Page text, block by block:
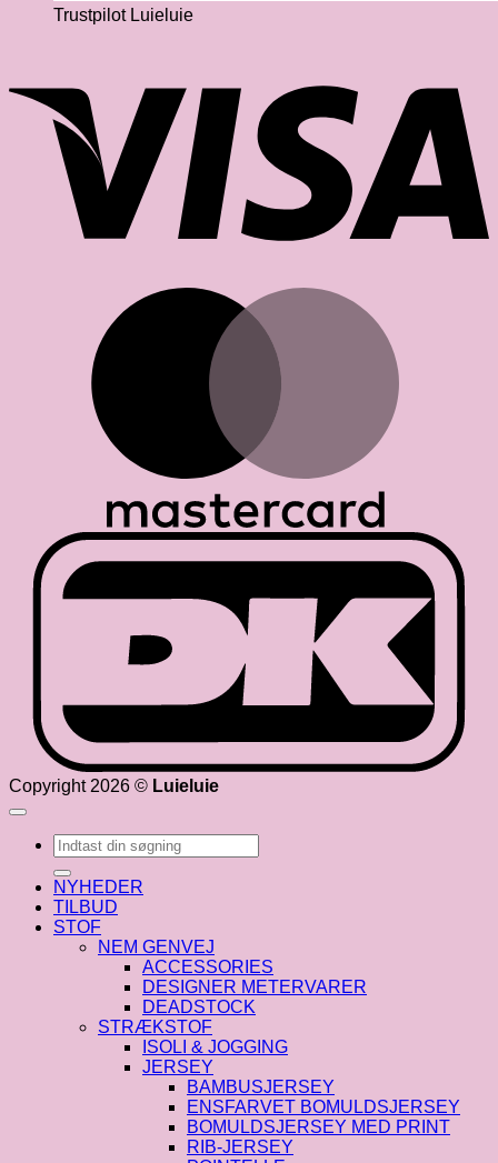
Trustpilot Luieluie
Copyright 2026 © Luieluie
Søg
efter:
NYHEDER
TILBUD
STOF
NEM GENVEJ
ACCESSORIES
DESIGNER METERVARER
DEADSTOCK
STRÆKSTOF
ISOLI & JOGGING
JERSEY
BAMBUSJERSEY
ENSFARVET BOMULDSJERSEY
BOMULDSJERSEY MED PRINT
RIB-JERSEY